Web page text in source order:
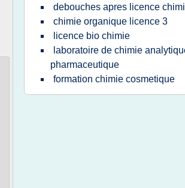
debouches apres licence
chimie organique licence 3
licence bio chimie
laboratoire de chimie
pharmaceutique
formation chimie cosmetique